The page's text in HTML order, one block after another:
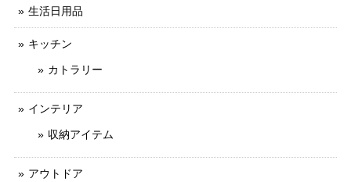
生活日用品
キッチン
カトラリー
インテリア
収納アイテム
アウトドア